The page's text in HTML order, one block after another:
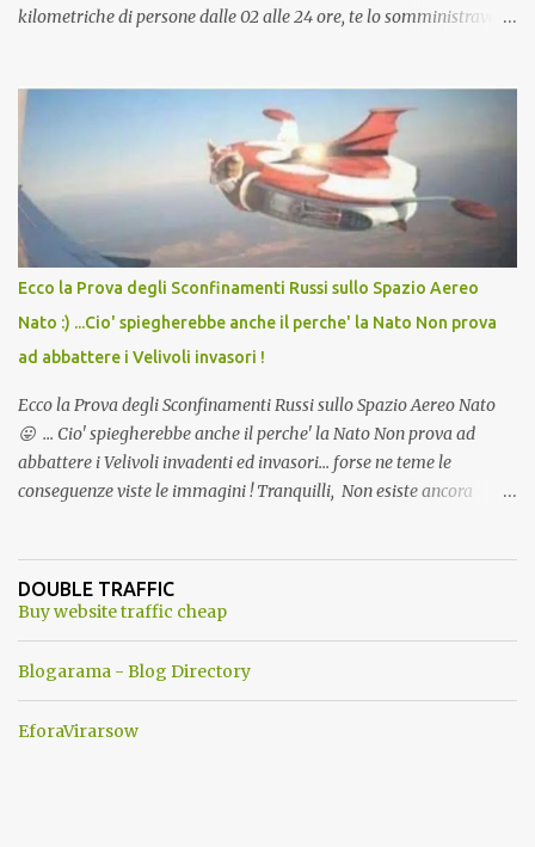
kilometriche di persone dalle 02 alle 24 ore, te lo somministravano
Vaccino come: l' Amaro del Capo, era "spettacolare Ghiacciato, ma
andava bene anche, a Temperatura Ambiente"! Riproponiamo
l'articolo per NON Dimenticare!
Ecco la Prova degli Sconfinamenti Russi sullo Spazio Aereo
Nato :) ...Cio' spiegherebbe anche il perche' la Nato Non prova
ad abbattere i Velivoli invasori !
Ecco la Prova degli Sconfinamenti Russi sullo Spazio Aereo Nato
😛 ... Cio' spiegherebbe anche il perche' la Nato Non prova ad
abbattere i Velivoli invadenti ed invasori... forse ne teme le
conseguenze viste le immagini ! Tranquilli, Non esiste ancora
ancora una fantasia Nato o forse una "False Flag", per provocare
una guerra mondiale che difficilmente da menti sane, potrebbe
DOUBLE TRAFFIC
Buy website traffic cheap
Blogarama - Blog Directory
EforaVirarsow